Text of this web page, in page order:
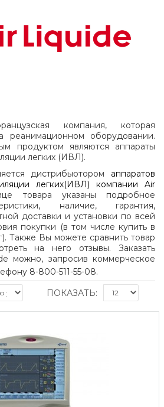
компания, которая
реанимационном оборудовании.
продуктом являются аппараты
легких (ИВЛ).
дистрибьютором аппаратов
легких(ИВЛ) компании Air
товара указаны подробное
наличие, гарантия,
доставки и установки по всей
покупки (в том числе купить в
Также Вы можете сравнить товар
на него отзывы. Заказать
можно, запросив коммерческое
8-800-511-55-08.
ПОКАЗАТЬ: